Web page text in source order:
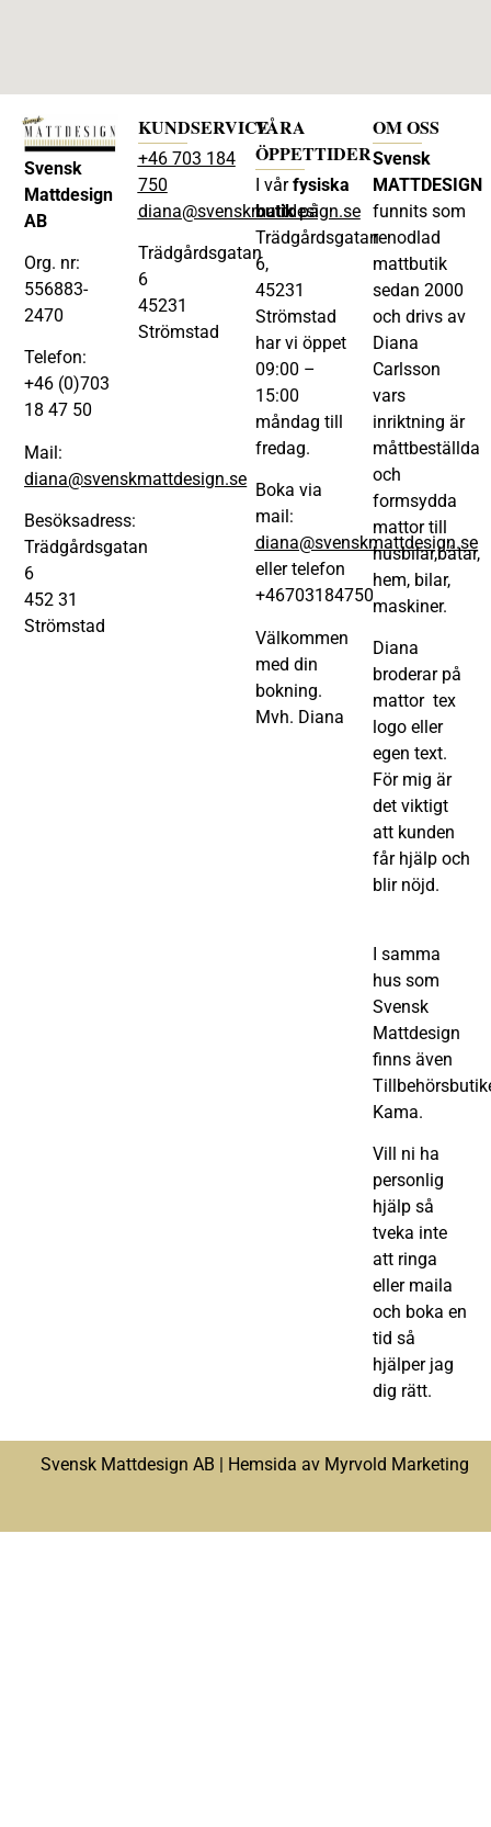
Svensk
Mattdesign
AB
Org. nr:
556883-
2470
Telefon:
+46 (0)703
18 47 50
Mail:
diana@svenskmattdesign.se
Besöksadress:
Trädgårdsgatan
6
452 31
Strömstad
KUNDSERVICE
+46 703 184
750
diana@svenskmattdesign.se
Trädgårdsgatan
6
45231
Strömstad
VÅRA
ÖPPETTIDER
I vårfysiska
butikpå
Trädgårdsgatan
6,
45231
Strömstad
har vi öppet
09:00 –
15:00
måndag till
fredag.
Boka via
mail:
diana@svenskmattdesign.se
eller telefon
+46703184750
Välkommen
med din
bokning.
Mvh. Diana
OM OSS
Svensk
MATTDESIGN
funnits som
renodlad
mattbutik
sedan 2000
och drivs av
Diana
Carlsson
vars
inriktning är
måttbeställda
och
formsydda
mattor till
husbilar,båtar,
hem, bilar,
maskiner.
Diana
broderar på
mattor tex
logo eller
egen text.
För mig är
det viktigt
att kunden
får hjälp och
blir nöjd.
I samma
hus som
Svensk
Mattdesign
finns även
Kama.
Vill ni ha
personlig
hjälp så
tveka inte
att ringa
eller maila
och boka en
tid så
hjälper jag
dig rätt.
Svensk Mattdesign AB | Hemsida av Myrvold Marketing